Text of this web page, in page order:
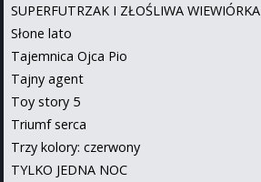
SUPERFUTRZAK I ZŁOŚLIWA WIEWIÓRKA
Słone lato
Tajemnica Ojca Pio
Tajny agent
Toy story 5
Triumf serca
Trzy kolory: czerwony
TYLKO JEDNA NOC